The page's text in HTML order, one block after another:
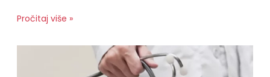
Pročitaj više »